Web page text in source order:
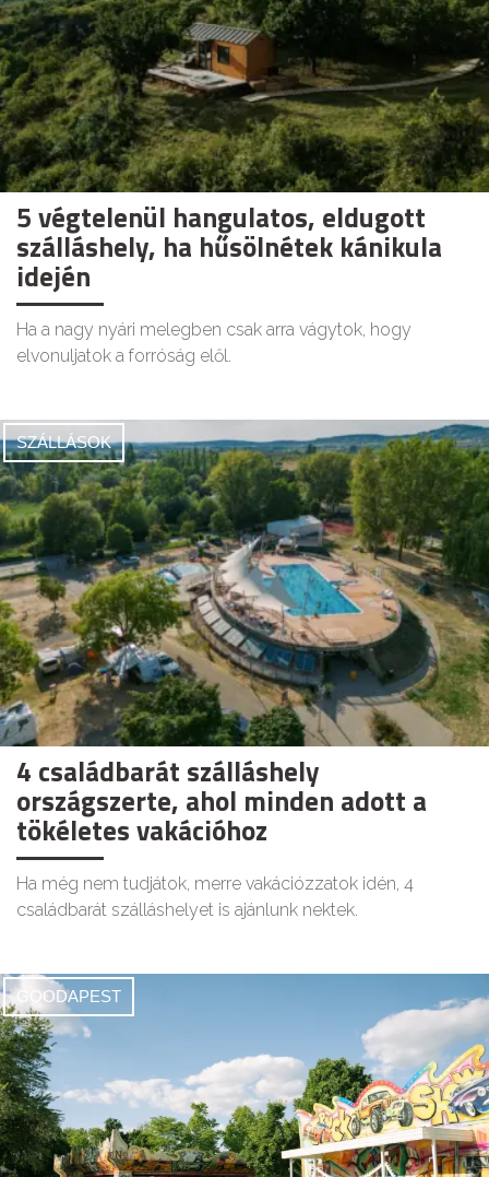
5 végtelenül hangulatos, eldugott
szálláshely, ha hűsölnétek kánikula
idején
Ha a nagy nyári melegben csak arra vágytok, hogy
elvonuljatok a forróság elől.
SZÁLLÁSOK
4 családbarát szálláshely
országszerte, ahol minden adott a
tökéletes vakációhoz
Ha még nem tudjátok, merre vakációzzatok idén, 4
családbarát szálláshelyet is ajánlunk nektek.
GOODAPEST